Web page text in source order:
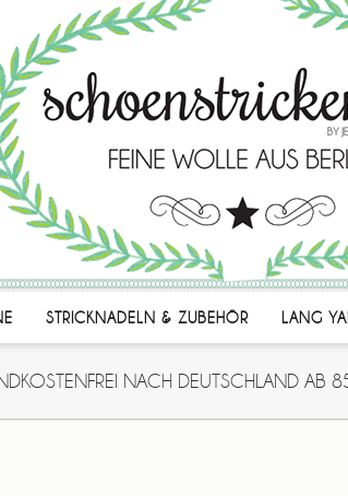
STRICKNADELN & ZUBEHÖR LANG
NACH DEUTSCHLAND AB